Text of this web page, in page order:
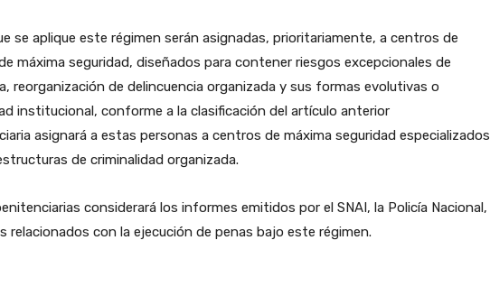
se aplique este régimen serán asignadas, prioritariamente, a centros de
máxima seguridad, diseñados para contener riesgos excepcionales de
reorganización de delincuencia organizada y sus formas evolutivas o
institucional, conforme a la clasificación del artículo anterior
asignará a estas personas a centros de máxima seguridad especializados
de criminalidad organizada.
considerará los informes emitidos por el SNAI, la Policía Nacional,
relacionados con la ejecución de penas bajo este régimen.